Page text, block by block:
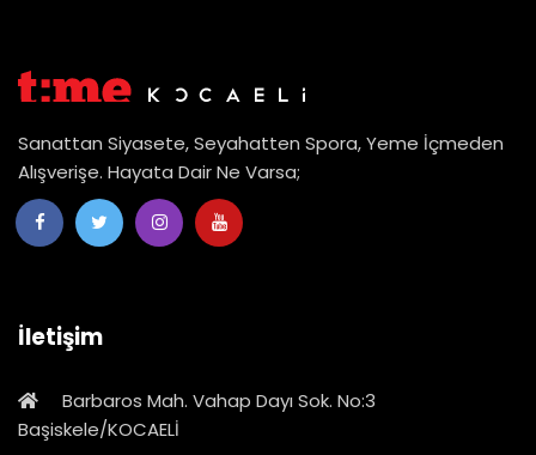
Sanattan Siyasete, Seyahatten Spora, Yeme İçmeden
Alışverişe. Hayata Dair Ne Varsa;
İletişim
Barbaros Mah. Vahap Dayı Sok. No:3
Başiskele/KOCAELİ